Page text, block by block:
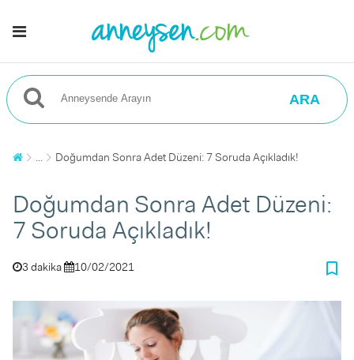
ARA
... Doğumdan Sonra Adet Düzeni: 7 Soruda Açıkladık!
Doğumdan Sonra Adet Düzeni:
7 Soruda Açıkladık!
3 dakika 10/02/2021 bookmark_border